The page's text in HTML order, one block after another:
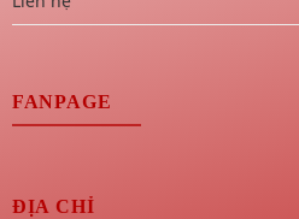
FANPAGE
ĐỊA CHỈ